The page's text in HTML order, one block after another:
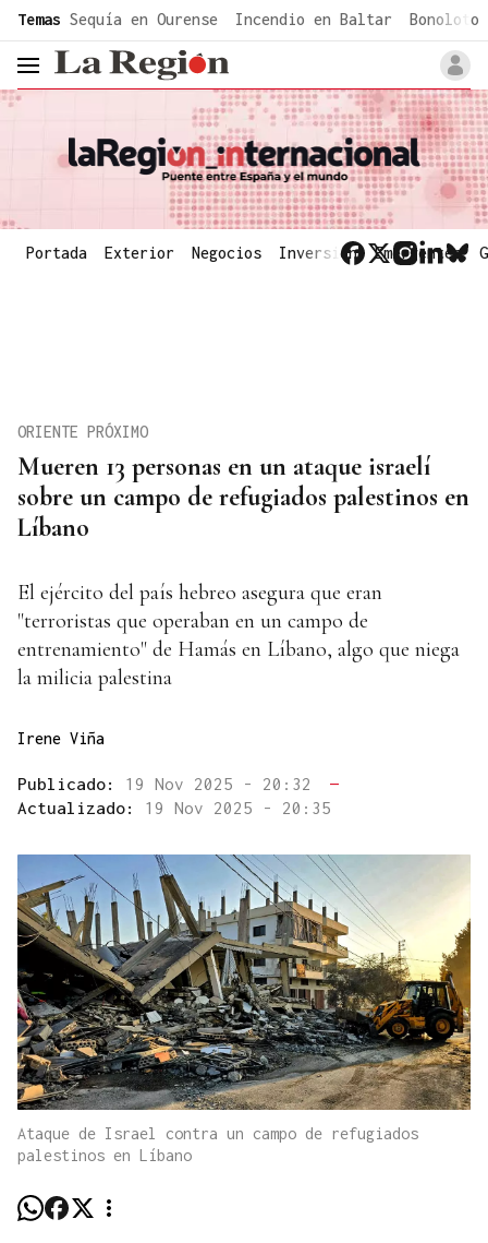
common.go-to-content
Temas Sequía en Ourense Incendio en Baltar Bonoloto
header.menu.open
Portada Exterior Negocios Inversión Emergentes
Mueren 13 personas en un ataque israelí
sobre un campo de refugiados palestinos en
Líbano
ORIENTE PRÓXIMO
El ejército del país hebreo asegura que eran
"terroristas que operaban en un campo de
entrenamiento" de Hamás en Líbano, algo que niega
la milicia palestina
Irene Viña
Publicado: 19 Nov 2025 - 20:32
—
Actualizado: 19 Nov 2025 - 20:35
Ataque de Israel contra un campo de refugiados
palestinos en Líbano